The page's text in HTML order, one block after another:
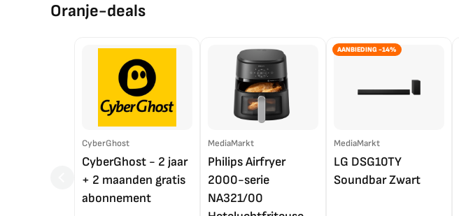
Oranje-deals
CyberGhost
CyberGhost - 2 jaar
+ 2 maanden gratis
abonnement
MediaMarkt
Philips Airfryer
2000-serie
NA321/00
AANBIEDING -14%
MediaMarkt
LG DSG10TY
Soundbar Zwart